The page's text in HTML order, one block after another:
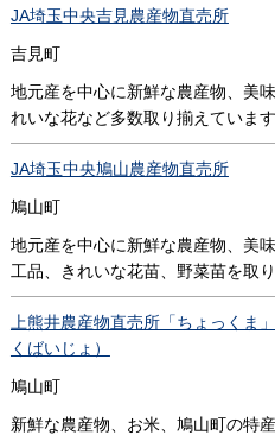
JA埼玉中央吉見農産物直売所
吉見町
地元産を中心に新鮮な農産物、美
れいな花など多数取り揃えています
JA埼玉中央鳩山農産物直売所
鳩山町
地元産を中心に新鮮な農産物、美
工品、きれいな花苗、野菜苗を取
上熊井農産物直売所「ちょっくま
くばいじょ）
鳩山町
新鮮な農産物、お米、鳩山町の特